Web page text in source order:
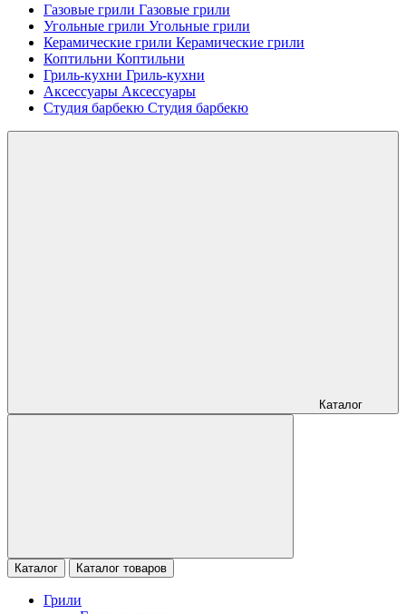
Газовые грили Газовые грили
Угольные грили Угольные грили
Керамические грили Керамические грили
Коптильни Коптильни
Гриль-кухни Гриль-кухни
Аксессуары Аксессуары
Студия барбекю Студия барбекю
Каталог
Каталог Каталог товаров
Грили